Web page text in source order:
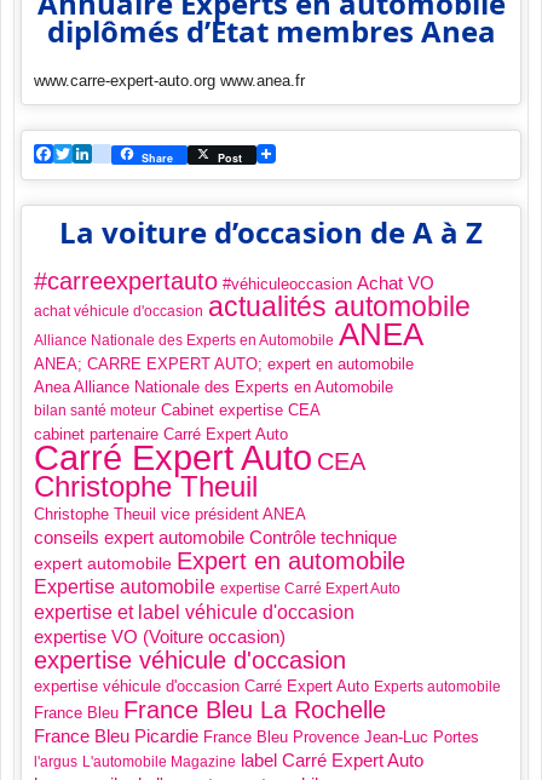
diplômés d’Etat membres Anea
www.carre-expert-auto.org www.anea.fr
Facebook
TwitterLinkedIn
viadeo
Share Post
La voiture d’occasion de A à Z
#carreexpertauto #véhiculeoccasion Achat VO
achat véhicule d'occasion actualités automobile
Alliance Nationale des Experts en Automobile ANEA
ANEA; CARRE EXPERT AUTO; expert en automobile
Anea Alliance Nationale des Experts en Automobile
bilan santé moteur Cabinet expertise CEA
cabinet partenaire Carré Expert Auto
Carré Expert Auto CEA
Christophe Theuil
Christophe Theuil vice président ANEA
conseils expert automobile Contrôle technique
expert automobile Expert en automobile
Expertise automobile expertise Carré Expert Auto
expertise et label véhicule d'occasion
expertise VO (Voiture occasion)
expertise véhicule d'occasion
expertise véhicule d'occasion Carré Expert Auto Experts automobile
France Bleu France Bleu La Rochelle
France Bleu Picardie France Bleu Provence Jean-Luc Portes
l'argus L'automobile Magazine label Carré Expert Auto